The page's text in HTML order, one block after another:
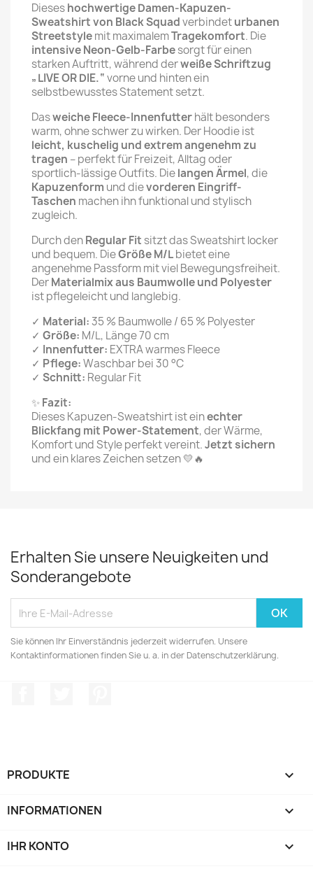
Dieseshochwertige Damen-Kapuzen-
Sweatshirt von Black Squadverbindeturbanen
Streetstylemit maximalemTragekomfort. Die
intensive Neon-Gelb-Farbesorgt für einen
starken Auftritt, während derweiße Schriftzug
„LIVE OR DIE.“vorne und hinten ein
selbstbewusstes Statement setzt.
Dasweiche Fleece-Innenfutterhält besonders
warm, ohne schwer zu wirken. Der Hoodie ist
leicht, kuschelig und extrem angenehm zu
tragen – perfekt für Freizeit, Alltag oder
sportlich-lässige Outfits. Dielangen Ärmel, die
Kapuzenform und dievorderen Eingriff-
Taschen machen ihn funktional und stylisch
zugleich.
Durch denRegular Fit sitzt das Sweatshirt locker
und bequem. DieGröße M/Lbietet eine
angenehme Passform mit viel Bewegungsfreiheit.
DerMaterialmix aus Baumwolle und Polyester
ist pflegeleicht und langlebig.
✓ Material:35 % Baumwolle / 65 % Polyester
✓ Größe: M/L, Länge 70 cm
✓ Innenfutter: EXTRA warmes Fleece
✓ Pflege:Waschbar bei 30 °C
✓ Schnitt: Regular Fit
✨Fazit:
Dieses Kapuzen-Sweatshirt ist einechter
Blickfang mit Power-Statement, der Wärme,
Komfort und Style perfekt vereint.Jetzt sichern
und ein klares Zeichen setzen 💛🔥
Erhalten Sie unsere Neuigkeiten und
Sonderangebote
Sie können Ihr Einverständnis jederzeit widerrufen. Unsere
Kontaktinformationen finden Sie u. a. in der Datenschutzerklärung.
PRODUKTE 
INFORMATIONEN 
IHR KONTO 